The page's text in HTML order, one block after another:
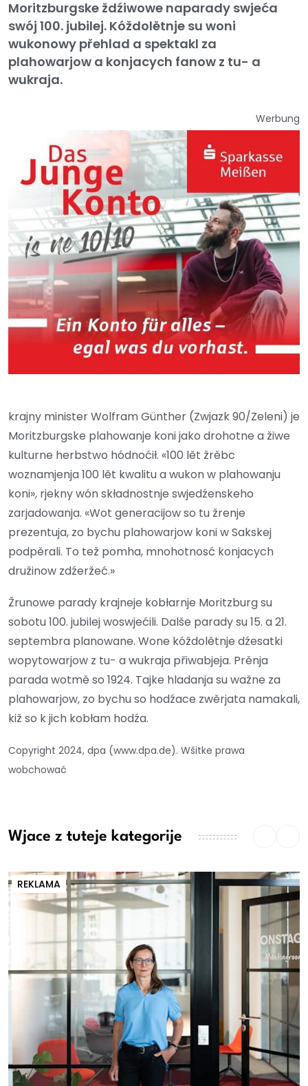
Moritzburgske ždźiwowe naparady swjeća
swój 100. jubilej. Kóždolětnje su woni
wukonowy přehlad a spektakl za
plahowarjow a konjacych fanow z tu- a
wukraja.
Werbung
krajny minister Wolfram Günther (Zwjazk 90/Zeleni) je
Moritzburgske plahowanje koni jako drohotne a žiwe
kulturne herbstwo hódnoćił. «100 lět žrěbc
woznamjenja 100 lět kwalitu a wukon w plahowanju
koni», rjekny wón składnostnje swjedźenskeho
zarjadowanja. «Wot generacijow so tu žrenje
prezentuja, zo bychu plahowarjow koni w Sakskej
podpěrali. To tež pomha, mnohotnosć konjacych
družinow zdźeržeć.»
Žrunowe parady krajneje kobłarnje Moritzburg su
sobotu 100. jubilej woswjećili. Dalše parady su 15. a 21.
septembra planowane. Wone kóždolětnje dźesatki
wopytowarjow z tu- a wukraja přiwabjeja. Prěnja
parada wotmě so 1924. Tajke hladanja su wažne za
plahowarjow, zo bychu so hodźace zwěrjata namakali,
kiž so k jich kobłam hodźa.
Copyright 2024, dpa (www.dpa.de). Wšitke prawa
wobchować
Wjace z tuteje kategorije
REKLAMA